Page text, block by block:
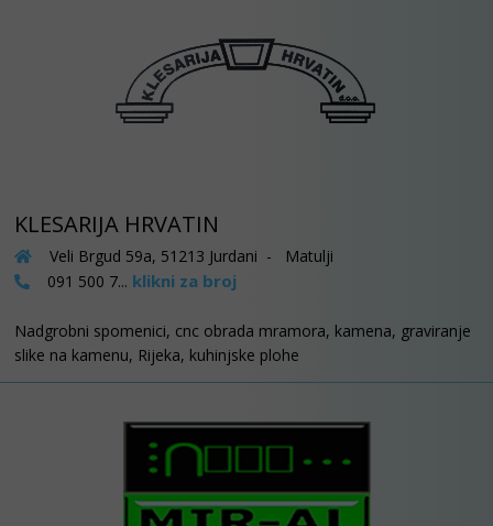
KLESARIJA HRVATIN
Veli Brgud 59a, 51213 Jurdani - Matulji
091 500 7... klikni za broj
Nadgrobni spomenici, cnc obrada mramora, kamena, graviranje
slike na kamenu, Rijeka, kuhinjske plohe